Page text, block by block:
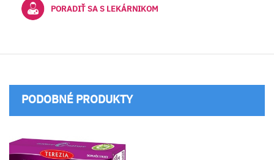
PORADIŤ SA S LEKÁRNIKOM
PODOBNÉ PRODUKTY